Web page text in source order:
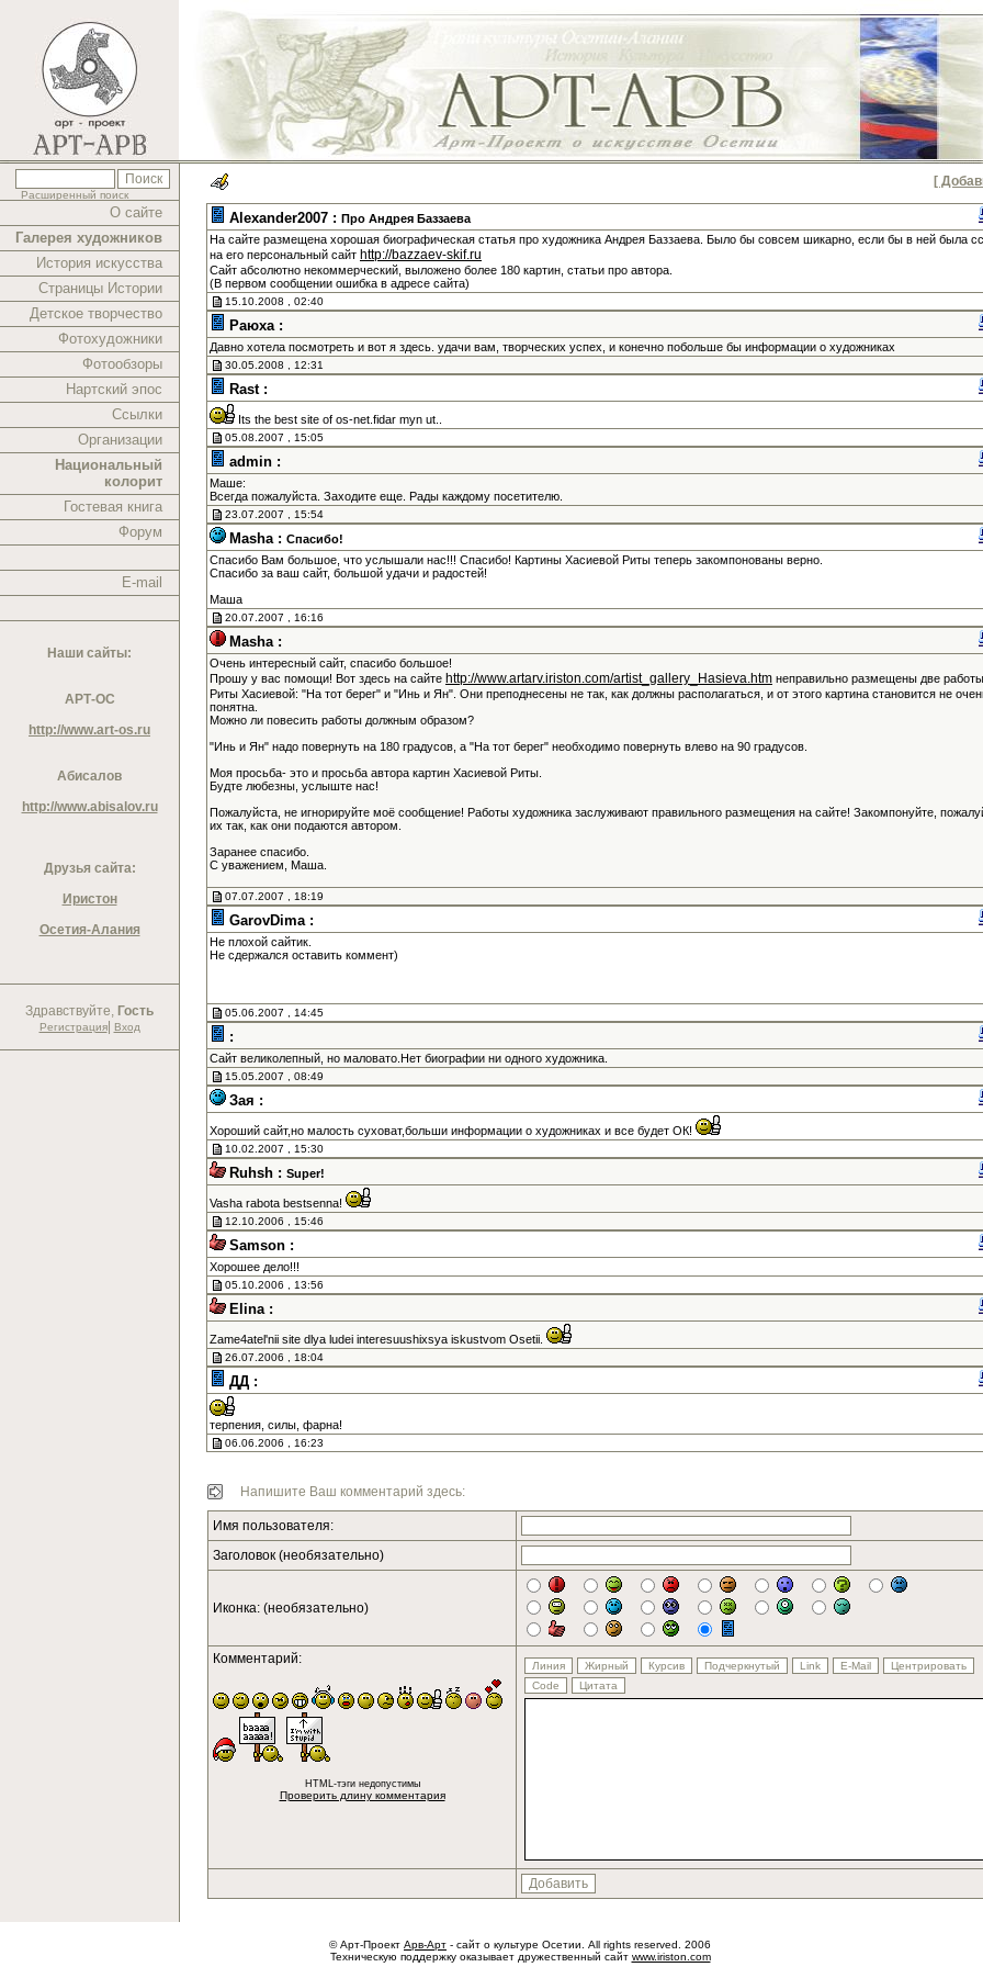
Расширенный поиск
О сайте
Галерея художников
История искусства
Страницы Истории
Детское творчество
Фотохудожники
Фотообзоры
Нартский эпос
Ссылки
Организации
Национальный
колорит
Гостевая книга
Форум
E-mail
Наши сайты:
АРТ-ОС
http://www.art-os.ru
Абисалов
http://www.abisalov.ru
Друзья сайта:
Иристон
Осетия-Алания
Здравствуйте, Гость
Регистрация| Вход
[
Alexander2007 : Про Андрея Баззаева
На сайте размещена хорошая биографическая статья про художника Андрея Баззаева. Было бы совсем шикарно, если бы в ней была
на его персональный сайт http://bazzaev-skif.ru
Сайт абсолютно некоммерческий, выложено более 180 картин, статьи про автора.
(В первом сообщении ошибка в адресе сайта)
15.10.2008 , 02:40
Раюха :
Давно хотела посмотреть и вот я здесь. удачи вам, творческих успех, и конечно побольше бы информации о художниках
30.05.2008 , 12:31
Rast :
Its the best site of os-net.fidar myn ut..
05.08.2007 , 15:05
admin :
Маше:
Всегда пожалуйста. Заходите еще. Рады каждому посетителю.
23.07.2007 , 15:54
Masha : Спасибо!
Спасибо Вам большое, что услышали нас!!! Спасибо! Картины Хасиевой Риты теперь закомпонованы верно.
Спасибо за ваш сайт, большой удачи и радостей!
Маша
20.07.2007 , 16:16
Masha :
Очень интересный сайт, спасибо большое!
Прошу у вас помощи! Вот здесь на сайте http://www.artarv.iriston.com/artist_gallery_Hasieva.htm неправильно размещены две работы
Риты Хасиевой: "На тот берег" и "Инь и Ян". Они преподнесены не так, как должны располагаться, и от этого картина становится не
понятна.
Можно ли повесить работы должным образом?
"Инь и Ян" надо повернуть на 180 градусов, а "На тот берег" необходимо повернуть влево на 90 градусов.
Моя просьба- это и просьба автора картин Хасиевой Риты.
Будте любезны, услыште нас!
Пожалуйста, не игнорируйте моё сообщение! Работы художника заслуживают правильного размещения на сайте! Закомпонуйте,
их так, как они подаются автором.
Заранее спасибо.
С уважением, Маша.
07.07.2007 , 18:19
GarovDima :
Не плохой сайтик.
Не сдержался оставить коммент)
05.06.2007 , 14:45
:
Сайт великолепный, но маловато.Нет биографии ни одного художника.
15.05.2007 , 08:49
Зая :
Хороший сайт,но малость суховат,больши информации о художниках и все будет ОК!
10.02.2007 , 15:30
Ruhsh : Super!
Vasha rabota bestsenna!
12.10.2006 , 15:46
Samson :
Хорошее дело!!!
05.10.2006 , 13:56
Elina :
Zame4atel'nii site dlya ludei interesuushixsya iskustvom Osetii.
26.07.2006 , 18:04
ДД :
терпения, силы, фарна!
06.06.2006 , 16:23
Напишите Ваш комментарий здесь:
Имя пользователя:
Заголовок (необязательно)
Иконка: (необязательно)
Комментарий:
HTML-тэги недопустимы
Проверить длину комментария
© Арт-Проект Арв-Арт - сайт о культуре Осетии. All rights reserved. 2006
Техническую поддержку оказывает дружественный сайт www.iriston.com